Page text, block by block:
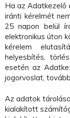
Ha az Adatkezelő
iránti kérelmét
25 napon belül
elektronikus úton
kérelem
helyesbítés,
esetén az
jogorvoslat,
Az adatok
kialakított